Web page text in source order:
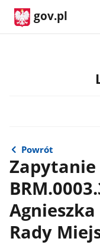
gov.pl
Powrót
Rady